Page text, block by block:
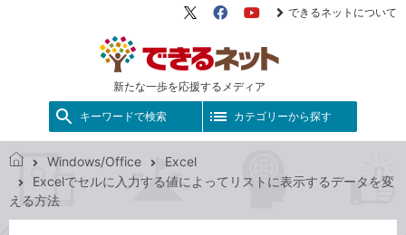
新たな一歩を応援するメディア
X（旧
FacebookYouTube
できるネットについて
キーワードで検索 カテゴリーから探す
で
き
Windows/Office
Excel
Excelでセルに入力する値によってリストに表示するデータを変
える方法